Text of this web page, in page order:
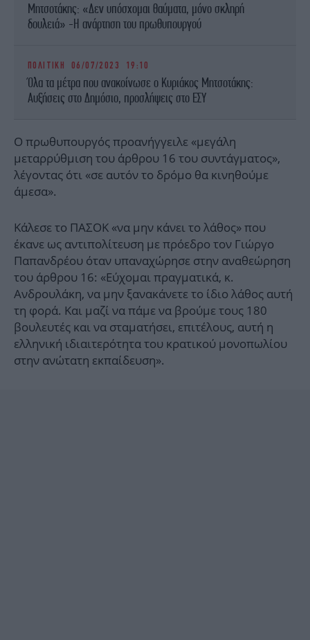
Μητσοτάκης: «Δεν υπόσχομαι θαύματα, μόνο σκληρή
δουλειά» -Η ανάρτηση του πρωθυπουργού
ΠΟΛΙΤΙΚΗ 06/07/2023 19:10
Όλα τα μέτρα που ανακοίνωσε ο Κυριάκος Μητσοτάκης:
Αυξήσεις στο Δημόσιο, προσλήψεις στο ΕΣΥ
Ο πρωθυπουργός προανήγγειλε «μεγάλη
μεταρρύθμιση του άρθρου 16 του συντάγματος»,
λέγοντας ότι «σε αυτόν το δρόμο θα κινηθούμε
άμεσα».
Κάλεσε το ΠΑΣΟΚ «να μην κάνει το λάθος» που
έκανε ως αντιπολίτευση με πρόεδρο τον Γιώργο
Παπανδρέου όταν υπαναχώρησε στην αναθεώρηση
του άρθρου 16: «Εύχομαι πραγματικά, κ.
Ανδρουλάκη, να μην ξανακάνετε το ίδιο λάθος αυτή
τη φορά. Και μαζί να πάμε να βρούμε τους 180
βουλευτές και να σταματήσει, επιτέλους, αυτή η
ελληνική ιδιαιτερότητα του κρατικού μονοπωλίου
στην ανώτατη εκπαίδευση».